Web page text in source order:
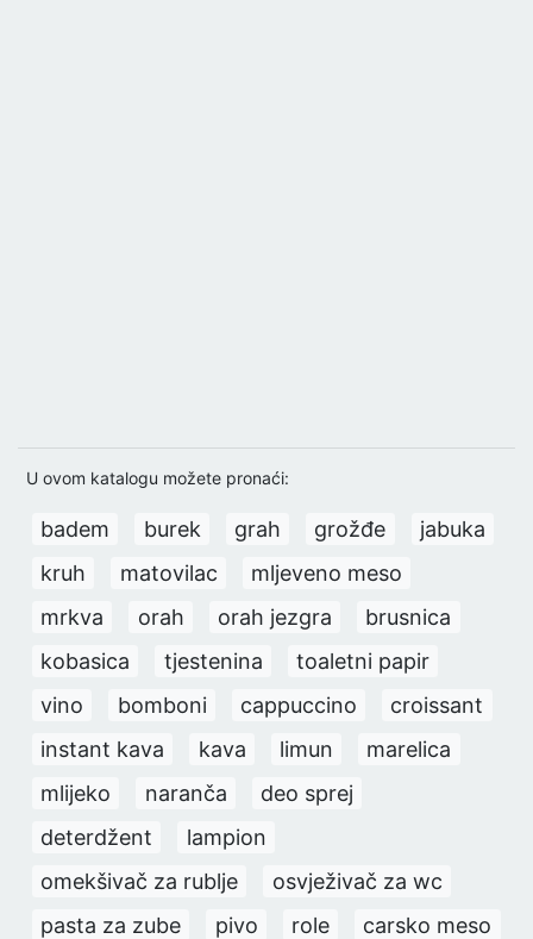
U ovom katalogu možete pronaći:
badem burek grah grožđe
jabuka
kruh
matovilac
mljeveno meso
mrkva
orah orah jezgra
brusnica
kobasica
tjestenina
toaletni papir
vino
bomboni cappuccino
croissant
instant kava
kava limun
marelica
mlijeko
naranča
deo sprej
deterdžent
lampion
omekšivač za rublje
osvježivač za wc
pasta za zube
pivo role
carsko meso